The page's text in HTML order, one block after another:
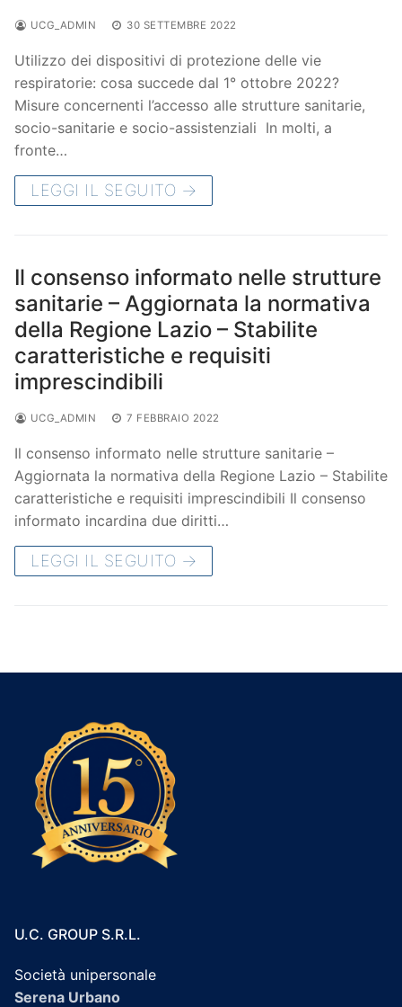
UCG_ADMIN 30 SETTEMBRE 2022
Utilizzo dei dispositivi di protezione delle vie
respiratorie: cosa succede dal 1° ottobre 2022?
Misure concernenti l’accesso alle strutture sanitarie,
socio-sanitarie e socio-assistenziali In molti, a
fronte…
LEGGI IL SEGUITO →
Il consenso informato nelle strutture
sanitarie – Aggiornata la normativa
della Regione Lazio – Stabilite
caratteristiche e requisiti
imprescindibili
UCG_ADMIN 7 FEBBRAIO 2022
Il consenso informato nelle strutture sanitarie –
Aggiornata la normativa della Regione Lazio – Stabilite
caratteristiche e requisiti imprescindibili Il consenso
informato incardina due diritti…
LEGGI IL SEGUITO →
U.C. GROUP S.R.L.
Società unipersonale
Serena Urbano